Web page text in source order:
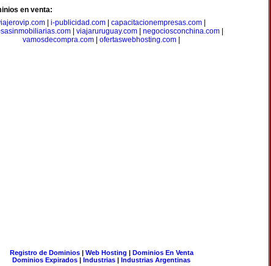
en venta:
i-publicidad.com capacitacionempresas.com
viajaruruguay.com negociosconchina.com
vamosdecompra.com
ofertaswebhosting.com
Registro de Dominios| Web Hosting | Dominios En Venta
Dominios Expirados | Industrias | Industrias Argentinas